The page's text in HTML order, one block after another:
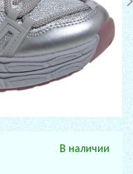
В наличии